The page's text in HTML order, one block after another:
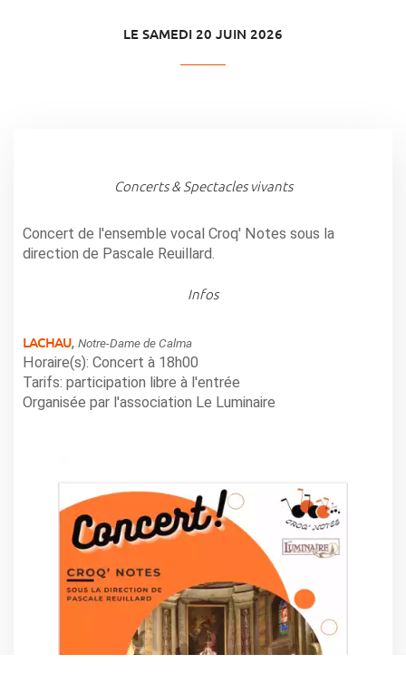
LE SAMEDI 20 JUIN 2026
Concerts & Spectacles vivants
Concert de l'ensemble vocal Croq' Notes sous la
direction de Pascale Reuillard.
Infos
LACHAU, Notre-Dame de Calma
Horaire(s): Concert à 18h00
Tarifs: participation libre à l'entrée
Organisée par l'association Le Luminaire